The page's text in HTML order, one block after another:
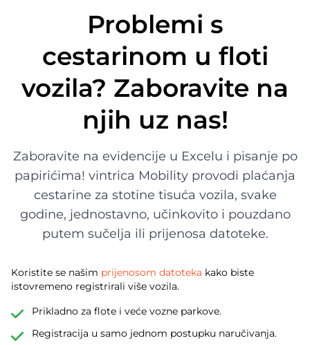
Problemi s
cestarinom u floti
vozila? Zaboravite na
njih uz nas!
Zaboravite na evidencije u Excelu i pisanje po
papirićima! vintrica Mobility provodi plaćanja
cestarine za stotine tisuća vozila, svake
godine, jednostavno, učinkovito i pouzdano
putem sučelja ili prijenosa datoteke.
Koristite se našim prijenosom datoteka kako biste
istovremeno registrirali više vozila.
Prikladno za flote i veće vozne parkove.
Registracija u samo jednom postupku naručivanja.